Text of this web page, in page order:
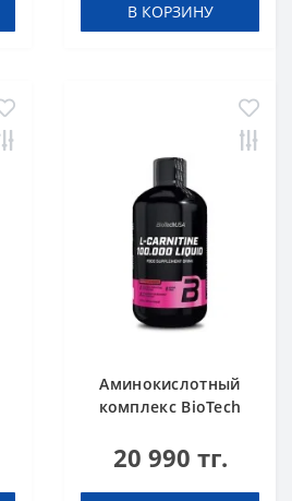
В КОРЗИНУ
Аминокислотный
комплекс BioTech
100.000 Cherry 500
20 990 тг.